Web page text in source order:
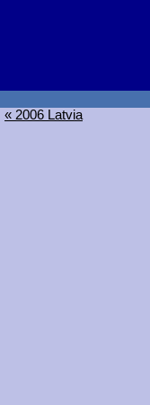
« 2006 Latvia